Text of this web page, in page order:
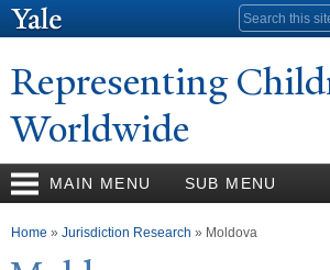
Representing
Worldwide
MAIN MENU SUB MENU
You are here
Home » Jurisdiction Research » Moldova